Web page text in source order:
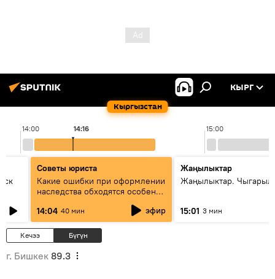
Кыргызстан
КЫРГ
14:00 15:00
14:16
Советы юриста
Какие ошибки при оформлении
наследства обходятся особенно
дорого - советы юриста
14:04 40 мин эфир
Жаңылыктар
Жаңылыктар.
15:01 3 мин
Кечээ Бүгүн
г. Бишкек 89.3